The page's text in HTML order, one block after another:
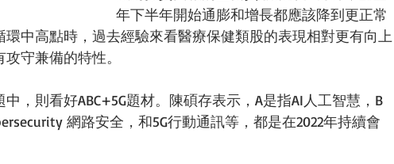
年下半年開始通膨和增長都應該降到更正常
中高點時，過去經驗來看醫療保健類股的表現相對更有向上
守兼備的特性。
，則看好ABC+5G題材。陳碩存表示，A是指AI人工智慧，B
網路安全，和5G行動通訊等，都是在2022年持續會